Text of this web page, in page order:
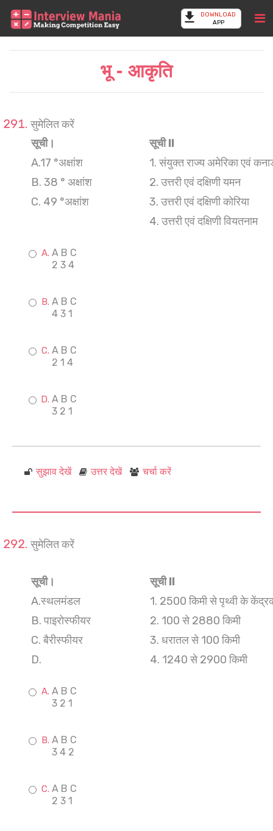
DOWNLOAD
APP
भू - आकृति
सुमेलित करें
सूची।
सूची ll
A.17 °अक्षांश
1. संयुक्त राज्य अमेरिका एवं
B. 38 ° अक्षांश
2. उत्तरी एवं दक्षिणी यमन
C. 49 °अक्षांश
3. उत्तरी एवं दक्षिणी कोरिया
4. उत्तरी एवं दक्षिणी वियतनाम
A B C
2 3 4
A B C
4 3 1
A B C
2 1 4
A B C
3 2 1
सुझाव देखें उत्तर देखें चर्चा करें
सुमेलित करें
सूची।
सूची ll
A.स्थलमंडल
1. 2500 किमी से पृथ्वी के
B. पाइरोस्फीयर
2. 100 से 2880 किमी
C. बैरीस्फीयर
3. धरातल से 100 किमी
D.
4. 1240 से 2900 किमी
A B C
3 2 1
A B C
3 4 2
A B C
2 3 1